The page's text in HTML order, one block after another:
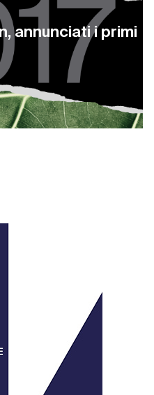
annunciati i primi